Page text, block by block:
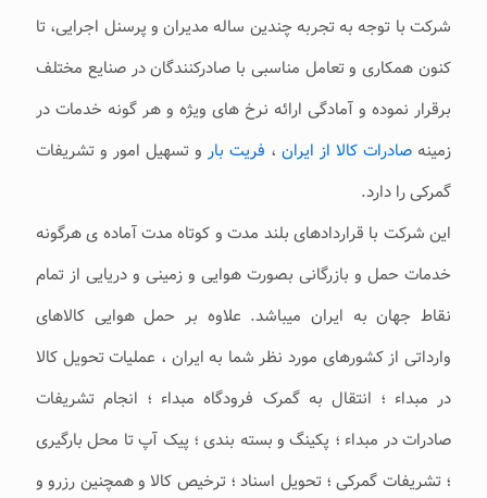
شرکت با توجه به تجربه چندین ساله مدیران و پرسنل اجرایی، تا
کنون همکاری و تعامل مناسبی با صادرکنندگان در صنایع مختلف
برقرار نموده و آمادگی ارائه نرخ های ویژه و هر گونه خدمات در
زمینه صادرات کالا از ایران ، فریت بار و تسهیل امور و تشریفات
گمرکی را دارد.
این شرکت با قراردادهای بلند مدت و کوتاه مدت آماده ی هرگونه
خدمات حمل و بازرگانی بصورت هوایی و زمینی و دریایی از تمام
نقاط جهان به ایران میباشد. علاوه بر حمل هوایی کالاهای
وارداتی از کشورهای مورد نظر شما به ایران ، عملیات تحویل کالا
در مبداء ؛ انتقال به گمرک فرودگاه مبداء ؛ انجام تشریفات
صادرات در مبداء ؛ پکینگ و بسته بندی ؛ پیک آپ تا محل بارگیری
؛ تشریفات گمرکی ؛ تحویل اسناد ؛ ترخیص کالا و همچنین رزرو و